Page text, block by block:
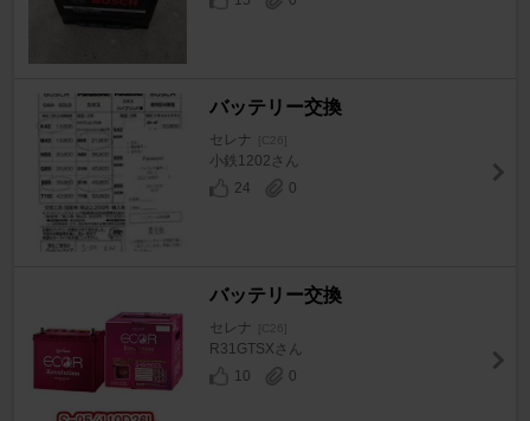
バッテリー交換
セレナ [C26]
小鉄1202さん
24
0
バッテリー交換
セレナ [C26]
R31GTSXさん
10
0